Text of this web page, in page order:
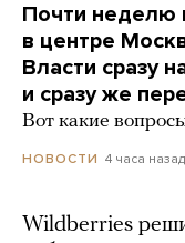
Почти неделю
в центре
Власти сразу
и сразу же
Вот какие
НОВОСТИ 4 часа назад
Wildberries